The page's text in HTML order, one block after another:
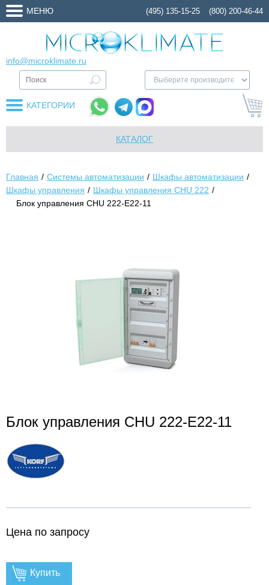
МЕНЮ (495) 135-15-25 (800) 200-46-44
info@microklimate.ru
КАТЕГОРИИ
КАТАЛОГ
Главная Системы автоматизации
Шкафы автоматизации
Шкафы управления
Шкафы управления CHU 222
Блок управления CHU 222-E22-11
Блок управления CHU 222-E22-11
Цена по запросу
Купить